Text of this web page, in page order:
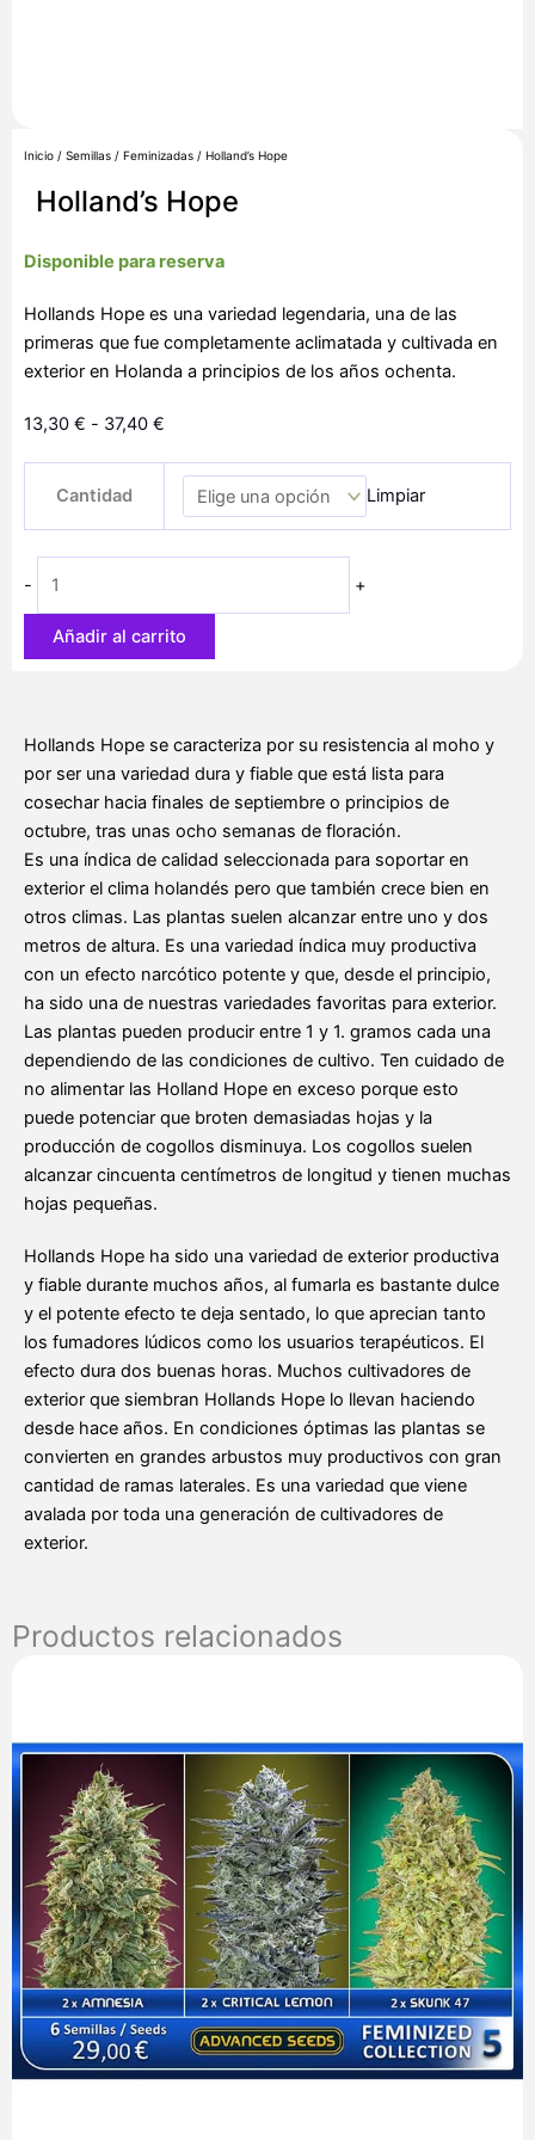
Inicio / Semillas / Feminizadas / Holland’s Hope
Holland’s Hope
Disponible para reserva
Hollands Hope es una variedad legendaria, una de las
primeras que fue completamente aclimatada y cultivada en
exterior en Holanda a principios de los años ochenta.
13,30 € - 37,40 €
precios:
desde
13,30 €
Cantidad Limpiar
-
Hope
cantidad
+
Añadir al carrito
Hollands Hope se caracteriza por su resistencia al moho y
por ser una variedad dura y fiable que está lista para
cosechar hacia finales de septiembre o principios de
octubre, tras unas ocho semanas de floración.
Es una índica de calidad seleccionada para soportar en
exterior el clima holandés pero que también crece bien en
otros climas. Las plantas suelen alcanzar entre uno y dos
metros de altura. Es una variedad índica muy productiva
con un efecto narcótico potente y que, desde el principio,
ha sido una de nuestras variedades favoritas para exterior.
Las plantas pueden producir entre 1 y 1. gramos cada una
dependiendo de las condiciones de cultivo. Ten cuidado de
no alimentar las Holland Hope en exceso porque esto
puede potenciar que broten demasiadas hojas y la
producción de cogollos disminuya. Los cogollos suelen
alcanzar cincuenta centímetros de longitud y tienen muchas
hojas pequeñas.
Hollands Hope ha sido una variedad de exterior productiva
y fiable durante muchos años, al fumarla es bastante dulce
y el potente efecto te deja sentado, lo que aprecian tanto
los fumadores lúdicos como los usuarios terapéuticos. El
efecto dura dos buenas horas. Muchos cultivadores de
exterior que siembran Hollands Hope lo llevan haciendo
desde hace años. En condiciones óptimas las plantas se
convierten en grandes arbustos muy productivos con gran
cantidad de ramas laterales. Es una variedad que viene
avalada por toda una generación de cultivadores de
exterior.
Productos relacionados